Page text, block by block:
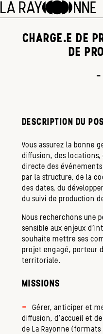
CHARGE.E DE
DE
-
DESCRIPTION DU
Vous assurez la bonne
diffusion, des
directe des
par la structure, de la
des dates, du
du suivi de production
Nous recherchons une
sensible aux enjeux
souhaite mettre ses
projet engagé, porteur
territoriale.
MISSIONS
Gérer, anticiper et
diffusion, d'accueil et
de La Rayonne (formats